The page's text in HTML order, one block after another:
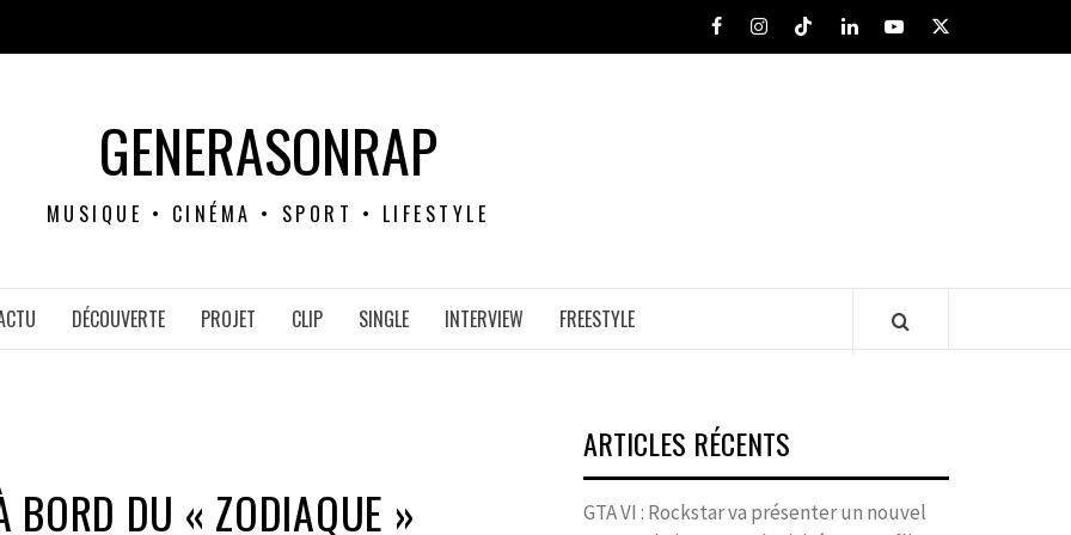
FacebookInstagram
TiktokLinkedInYoutube
X
GENERASONRAP
MUSIQUE • CINÉMA • SPORT • LIFESTYLE
DÉCOUVERTE PROJET CLIP SINGLE INTERVIEW FREESTYLE
BORD DU « ZODIAQUE »
ARTICLES RÉCENTS
GTA VI : Rockstar va présenter un nouvel